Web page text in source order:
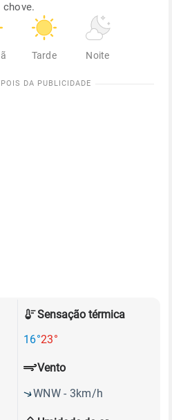
Tarde Noite
Sensação térmica
16°23°
Vento
WNW - 3km/h